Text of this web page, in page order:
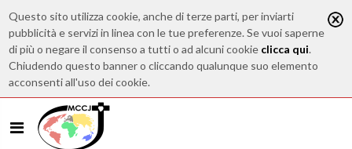
Questo sito utilizza cookie, anche di terze parti, per inviarti
pubblicità e servizi in linea con le tue preferenze. Se vuoi saperne
di più o negare il consenso a tutti o ad alcuni cookie clicca qui.
Chiudendo questo banner o cliccando qualunque suo elemento
acconsenti all'uso dei cookie.